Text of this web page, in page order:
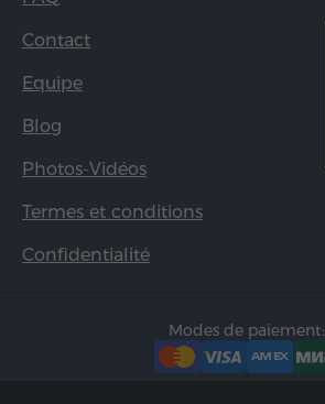
Contact
Equipe
Blog
Photos-Vidéos
Termes et conditions
Confidentialité
Modes de paiement: